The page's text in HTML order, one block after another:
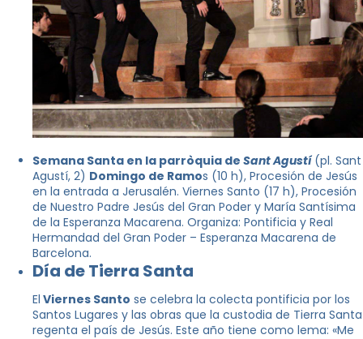
Semana Santa en la parròquia de Sant Agustí (pl. Sant
Agustí, 2) Domingo de Ramos (10 h), Procesión de Jesús
en la entrada a Jerusalén. Viernes Santo (17 h), Procesión
de Nuestro Padre Jesús del Gran Poder y María Santísima
de la Esperanza Macarena. Organiza: Pontificia y Real
Hermandad del Gran Poder – Esperanza Macarena de
Barcelona.
Día de Tierra Santa
El Viernes Santo se celebra la colecta pontificia por los
Santos Lugares y las obras que la custodia de Tierra Santa
regenta el país de Jesús. Este año tiene como lema: «Me